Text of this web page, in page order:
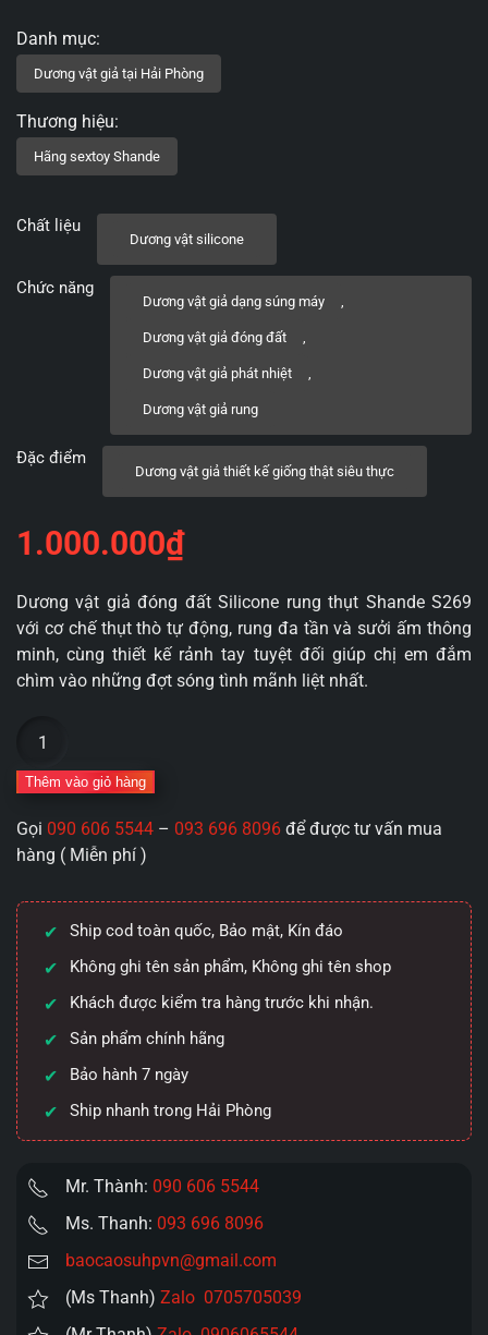
Chất liệu
Dương vật silicone
Chức năng
Dương vật giả dạng súng máy ,
Dương vật giả đóng đất ,
Dương vật giả phát nhiệt ,
Dương vật giả rung
Đặc điểm
Dương vật giả thiết kế giống thật siêu thực
1.000.000₫
Dương vật giả đóng đất Silicone rung thụt Shande S269
với cơ chế thụt thò tự động, rung đa tần và sưởi ấm thông
minh, cùng thiết kế rảnh tay tuyệt đối giúp chị em đắm
chìm vào những đợt sóng tình mãnh liệt nhất.
giả
đất
Silicone
rung
thụt
Shande
S269
Porphyria
số
lượng
Thêm vào giỏ hàng
Gọi 090 606 5544 – 093 696 8096 để được tư vấn mua
hàng ( Miễn phí )
Ship cod toàn quốc, Bảo mật, Kín đáo
Không ghi tên sản phẩm, Không ghi tên shop
Khách được kiểm tra hàng trước khi nhận.
Sản phẩm chính hãng
Bảo hành 7 ngày
Ship nhanh trong Hải Phòng
Mr. Thành: 090 606 5544
Ms. Thanh: 093 696 8096
baocaosuhpvn@gmail.com
(Ms Thanh) Zalo 0705705039